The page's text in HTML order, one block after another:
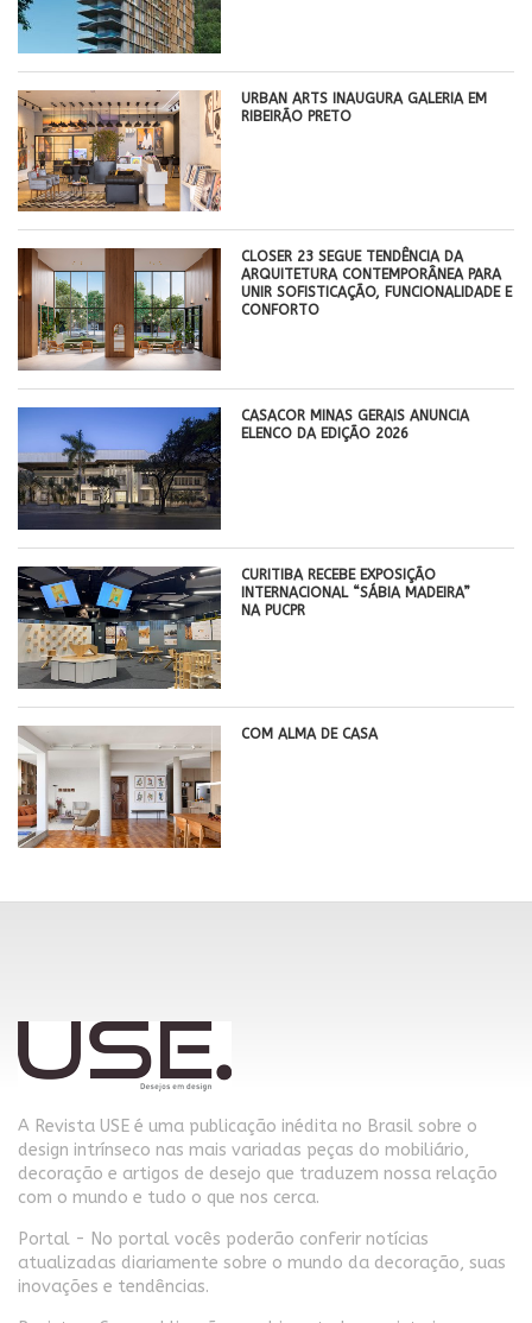
​URBAN ARTS INAUGURA GALERIA EM
RIBEIRÃO PRETO
CLOSER 23 SEGUE TENDÊNCIA DA
ARQUITETURA CONTEMPORÂNEA PARA
UNIR SOFISTICAÇÃO, FUNCIONALIDADE E
CONFORTO
CASACOR MINAS GERAIS ANUNCIA
ELENCO DA EDIÇÃO 2026
CURITIBA RECEBE EXPOSIÇÃO
INTERNACIONAL “SÁBIA MADEIRA”
NA PUCPR
COM ALMA DE CASA
A Revista USE é uma publicação inédita no Brasil sobre o
design intrínseco nas mais variadas peças do mobiliário,
decoração e artigos de desejo que traduzem nossa relação
com o mundo e tudo o que nos cerca.
Portal - No portal vocês poderão conferir notícias
atualizadas diariamente sobre o mundo da decoração, suas
inovações e tendências.